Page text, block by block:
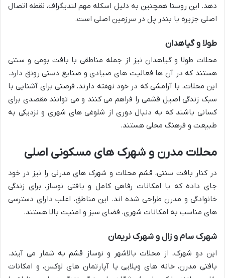
دهد. این روستا همچنین به دلیل اسکله مهم لندیگراف، نقطه اتصال
اصلی جزیره با بندر پل در سرزمین اصلی است.
طولا و گیاهدان
محلات طولا و گیاهدان نیز از جمله مناطقی با بافت بومی و سنتی
هستند که در آن ها فعالیت های صیادی و صنایع دستی رونق دارد.
این محلات، با آرامشی که در خود نهفته دارند، فرصتی برای آشنایی با
سبک زندگی اصیل قشمی را فراهم می کنند و می توانند مقصدی برای
کسانی باشند که به دنبال دوری از شلوغی های شهری و نزدیکی به
طبیعت و فرهنگ محلی هستند.
محلات مدرن و شهرک های مسکونی اصلی
در کنار بافت سنتی، قشم محلات و شهرک های مدرنی را نیز در خود
جای داده که با امکانات رفاهی کامل و بافتی نوساز، برای زندگی
خانوادگی و مدرن طراحی شده اند. این مناطق، اغلب دارای دسترسی
های مناسب به امکانات شهری، فضای سبز و امنیت بالا هستند.
شهرک سام و زال و شهرک نریمان
این دو شهرک، از محلات بالاشهر و نوساز قشم به شمار می آیند.
بافتی مدرن، خانه های ویلایی یا آپارتمان های لوکس، و امکانات